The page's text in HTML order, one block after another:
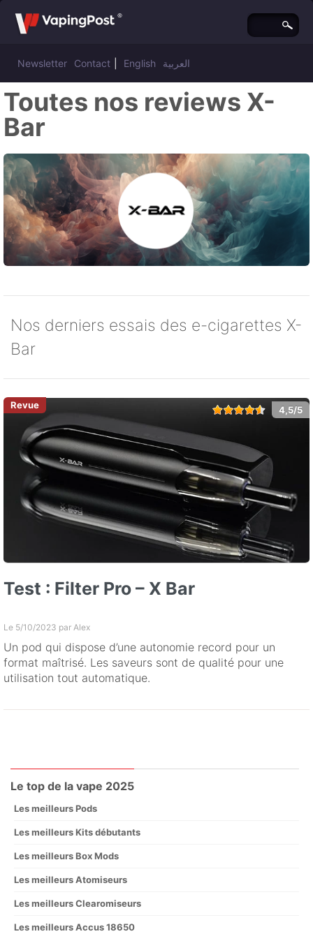
Newsletter Contact English العربية
Toutes nos reviews X-
Bar
Nos derniers essais des e-cigarettes X-
Bar
4,5/5
Test : Filter Pro – X Bar
Le 5/10/2023 par Alex
Un pod qui dispose d’une autonomie record pour un
format maîtrisé. Les saveurs sont de qualité pour une
utilisation tout automatique.
Le top de la vape 2025
Les meilleurs Pods
Les meilleurs Kits débutants
Les meilleurs Box Mods
Les meilleurs Atomiseurs
Les meilleurs Clearomiseurs
Les meilleurs Accus 18650